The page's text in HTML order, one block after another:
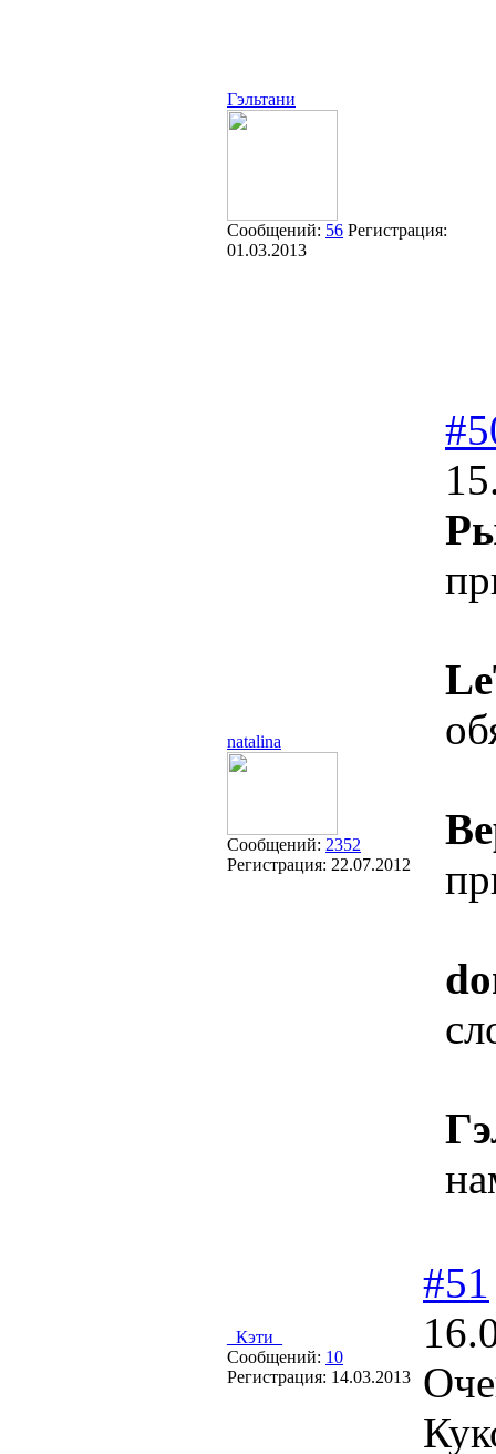
Гэльтани
Сообщений: 56 Регистрация:
01.03.2013
natalina
Сообщений: 2352
Регистрация: 22.07.2012
_Кэти_
Сообщений: 10
Регистрация: 14.03.2013
#51